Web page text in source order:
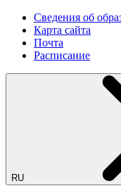
Сведения об
Карта сайта
Почта
Расписание
RU